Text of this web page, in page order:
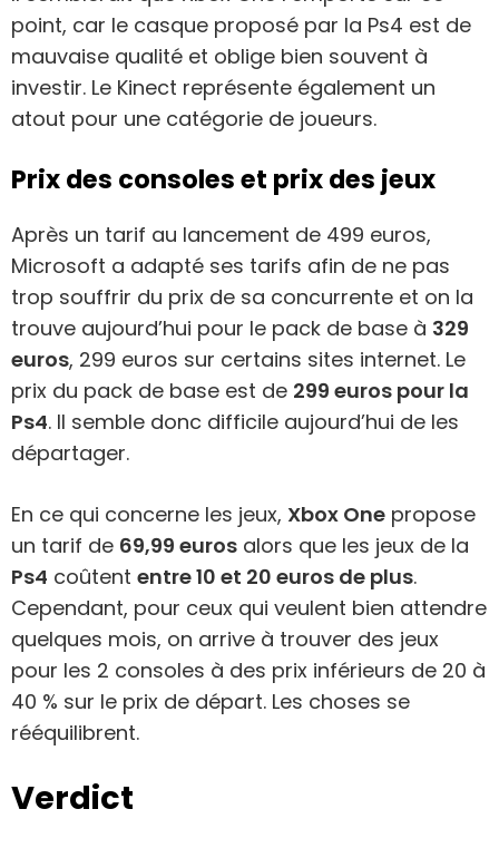
point, car le casque proposé par la Ps4 est de
mauvaise qualité et oblige bien souvent à
investir. Le Kinect représente également un
atout pour une catégorie de joueurs.
Prix des consoles et prix des jeux
Après un tarif au lancement de 499 euros,
Microsoft a adapté ses tarifs afin de ne pas
trop souffrir du prix de sa concurrente et on la
trouve aujourd’hui pour le pack de base à 329
euros, 299 euros sur certains sites internet. Le
prix du pack de base est de 299 euros pour la
Ps4. Il semble donc difficile aujourd’hui de les
départager.
En ce qui concerne les jeux, Xbox One propose
un tarif de 69,99 euros alors que les jeux de la
Ps4 coûtent entre 10 et 20 euros de plus.
Cependant, pour ceux qui veulent bien attendre
quelques mois, on arrive à trouver des jeux
pour les 2 consoles à des prix inférieurs de 20 à
40 % sur le prix de départ. Les choses se
rééquilibrent.
Verdict